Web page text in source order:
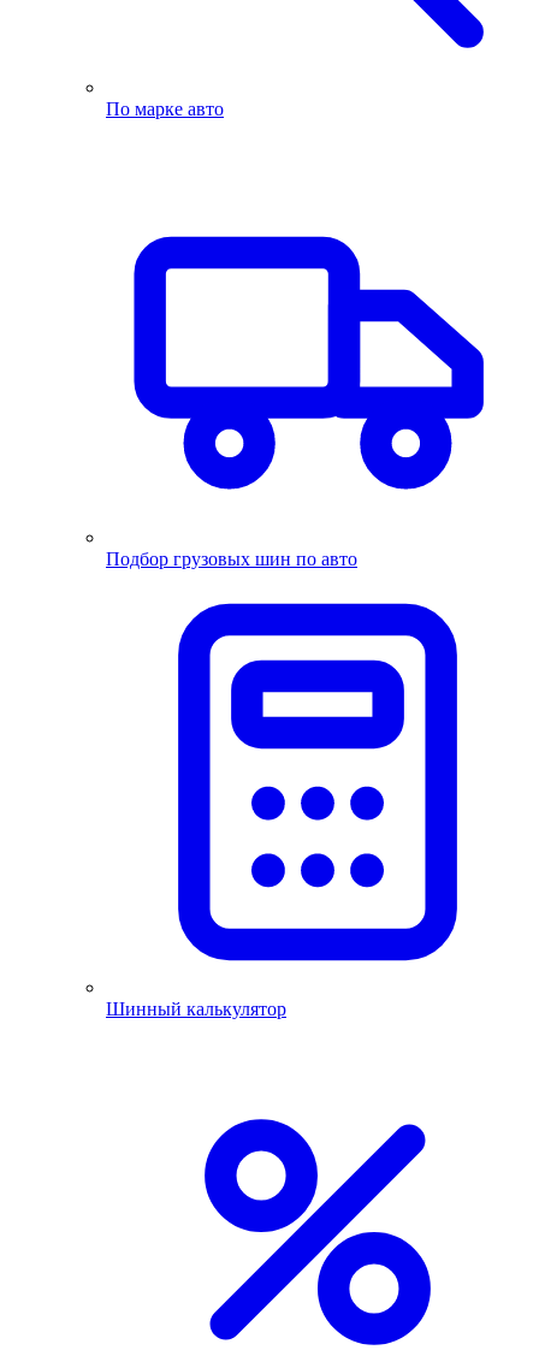
По марке авто
Подбор грузовых шин по авто
Шинный калькулятор